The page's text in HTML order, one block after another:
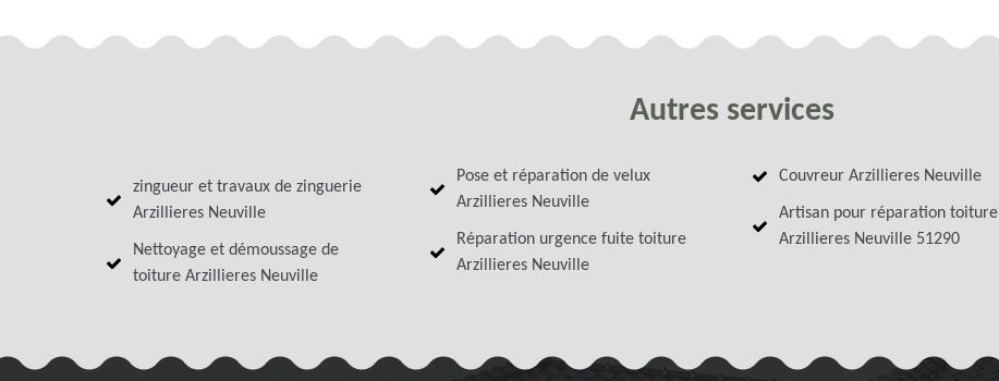
Autres services
zingueur et travaux de zinguerie
Arzillieres Neuville
Nettoyage et démoussage de
toiture Arzillieres Neuville
Pose et réparation de velux
Arzillieres Neuville
Réparation urgence fuite toiture
Arzillieres Neuville
Couvreur Arzillieres Neuville
Artisan pour réparation toiture
Arzillieres Neuville 51290